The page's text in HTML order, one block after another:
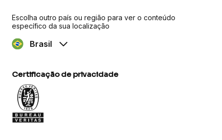
Escolha outro país ou região para ver o conteúdo
específico da sua localização
Brasil
Certificação de privacidade